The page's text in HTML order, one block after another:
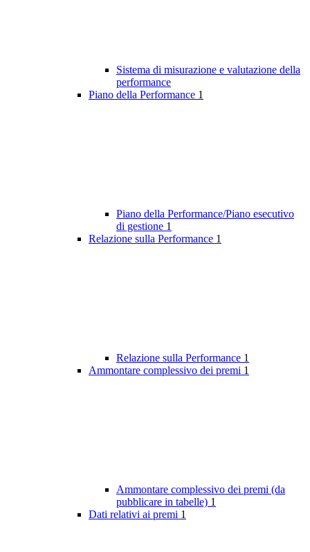
Sistema di misurazione e valutazione della
performance
Piano della Performance 1
Piano della Performance/Piano esecutivo
di gestione 1
Relazione sulla Performance 1
Relazione sulla Performance 1
Ammontare complessivo dei premi 1
Ammontare complessivo dei premi (da
pubblicare in tabelle) 1
Dati relativi ai premi 1